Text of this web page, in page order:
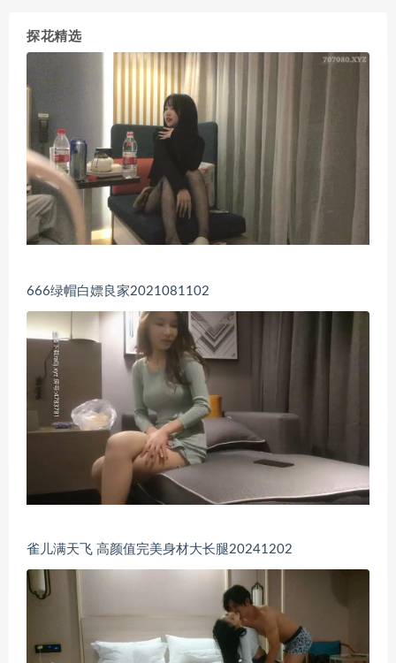
探花精选
666绿帽白嫖良家2021081102
雀儿满天飞 高颜值完美身材大长腿20241202